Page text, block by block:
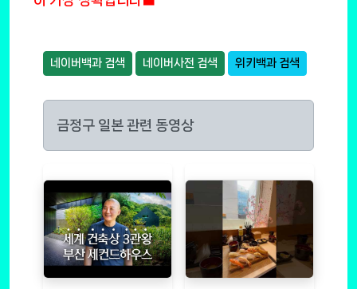
네이버백과 검색 네이버사전 검색 위키백과 검색
금정구 일본 관련 동영상